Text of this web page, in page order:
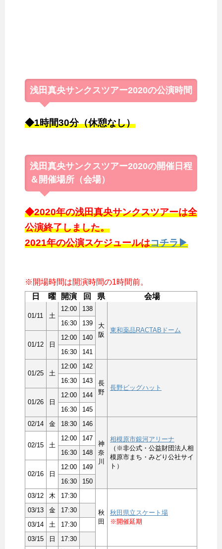
浅田真央サンクスツアー2020の公演時間
◆1時間30分（休憩なし）
浅田真央サンクスツアー2020の開催日程
＆開催場所（会場）
◆2020年の浅田真央サンクスツアーは全
公演終了しました。
2021年の公演スケジュールはコチラ▶
※開場時間は開演時間の1時間前。
日
曜 開演 回 県 会場
01/11 土
12:00 138
大
阪
東和薬品RACTABドーム
16:30 139
01/12 日
12:00
140
16:30
141
01/25 土
12:00 142
長
野
長野ビッグハット
16:30 143
01/26 日
12:00
144
16:30
145
02/14
金 18:30 146
神
奈
川
相模原市銀河アリーナ
（※非公式・公益財団法人相
模原市まち・みどり公社サイ
ト）
02/15 土
12:00
147
16:30
148
02/16 日
12:00
149
16:30
150
03/12
木 17:30
秋
田
秋田県立スケート場
※開催延期
03/13 金
17:30
03/14
土
17:30
03/15
日 17:30